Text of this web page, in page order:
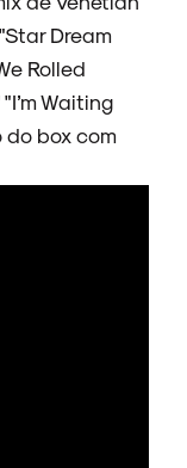
Dream
Rolled
Waiting
do box com